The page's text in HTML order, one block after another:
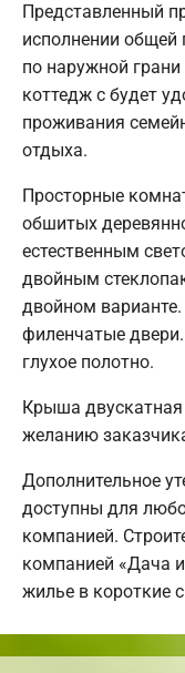
Представленный
исполнении
по наружной
коттедж с будет
проживания
отдыха.
Просторные
обшитых
естественным
двойным
двойном
филенчатые
глухое полотно.
Крыша двускатная
желанию
Дополнительное
доступны для
компанией.
компанией «Дача
жилье в короткие